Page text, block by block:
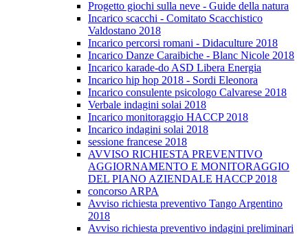
Progetto giochi sulla neve - Guide della natura
Incarico scacchi - Comitato Scacchistico
Valdostano 2018
Incarico percorsi romani - Didaculture 2018
Incarico Danze Caraibiche - Blanc Nicole 2018
Incarico karade-do ASD Libera Energia
Incarico hip hop 2018 - Sordi Eleonora
Incarico consulente psicologo Calvarese 2018
Verbale indagini solai 2018
Incarico monitoraggio HACCP 2018
Incarico indagini solai 2018
sessione francese 2018
AVVISO RICHIESTA PREVENTIVO
AGGIORNAMENTO E MONITORAGGIO
DEL PIANO AZIENDALE HACCP 2018
concorso ARPA
Avviso richiesta preventivo Tango Argentino
2018
Avviso richiesta preventivo indagini preliminari